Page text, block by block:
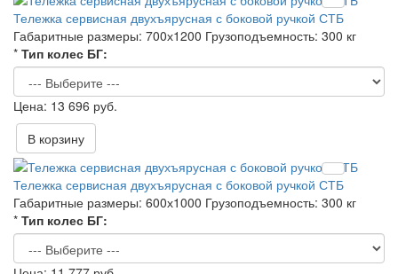
Тележка сервисная двухъярусная с боковой ручкой СТБ
Габаритные размеры: 700х1200 Грузоподъемность: 300 кг
* Тип колес БГ:
13 696 руб.
В корзину
Тележка сервисная двухъярусная с боковой ручкой СТБ
Габаритные размеры: 600х1000 Грузоподъемность: 300 кг
* Тип колес БГ: